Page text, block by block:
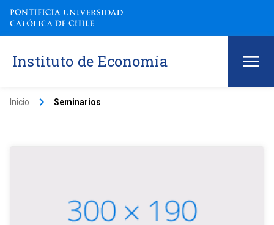
Instituto de Economía
Inicio keyboard_arrow_right Seminarios